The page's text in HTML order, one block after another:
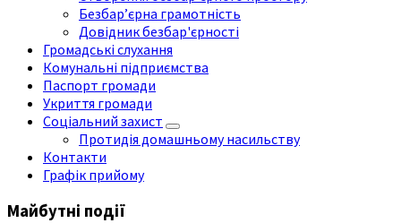
Безбар’єрна грамотність
Довідник безбар'єрності
Громадські слухання
Комунальні підприємства
Паспорт громади
Укриття громади
Соціальний захист
Протидія домашньому насильству
Контакти
Графік прийому
Майбутні події